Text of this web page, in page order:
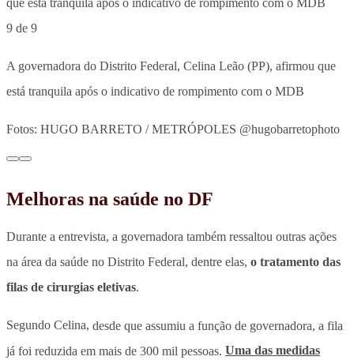
9 de 9
A governadora do Distrito Federal, Celina Leão (PP), afirmou que
está tranquila após o indicativo de rompimento com o MDB
Fotos: HUGO BARRETO / METRÓPOLES @hugobarretophoto
Melhoras na saúde no DF
Durante a entrevista, a governadora também ressaltou outras ações
na área da saúde no Distrito Federal, dentre elas, o tratamento das
filas de cirurgias eletivas.
Segundo Celina, desde que assumiu a função de governadora, a fila
já foi reduzida em mais de 300 mil pessoas. Uma das medidas